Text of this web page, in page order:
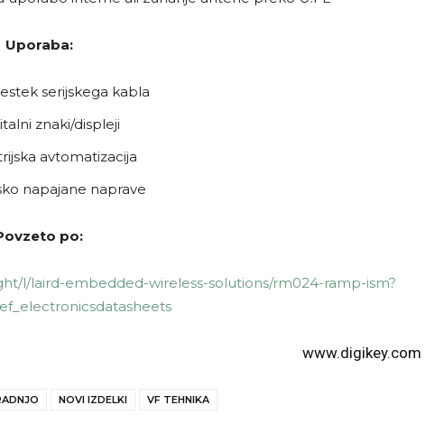
Uporaba:
serijskega kabla
znaki/displeji
avtomatizacija
napajane naprave
po:
l/laird-embedded-wireless-solutions/rm024-ramp-ism?
www.digikey.com
NOVI IZDELKI VF TEHNIKA